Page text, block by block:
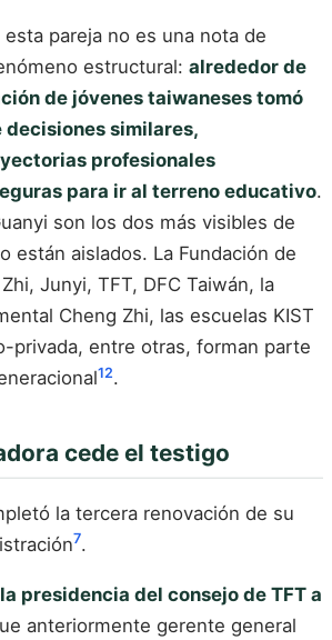
pareja no es una nota de
estructural: alrededor de
de jóvenes taiwaneses tomó
similares,
profesionales
para ir al terreno educativo.
son los dos más visibles de
están aislados. La Fundación de
Junyi, TFT, DFC Taiwán, la
Cheng Zhi, las escuelas KIST
privada, entre otras, forman parte
12.
cede el testigo
la tercera renovación de su
7.
presidencia del consejo de TFT a
anteriormente gerente general